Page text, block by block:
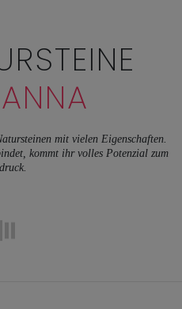
mit vielen Eigenschaften.
kommt ihr volles Potenzial zum